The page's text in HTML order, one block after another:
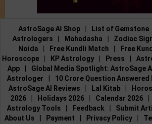
AstroSage AI Shop List of Gemstone
Astrologers
Mahadasha Zodiac
Noida
Free Kundli Match Free
Horoscope
KP Astrology Press
App
Global Media Spotlight: AstroSage
Astrologer
10 Crore Question
AstroSage AI Reviews
Lal Kitab
2026
Holidays 2026 Calendar 2026
Astrology Tools
Feedback Submit
About Us
Payment Privacy Policy